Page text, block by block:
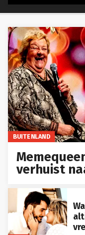
BUITENLAND
verhuist